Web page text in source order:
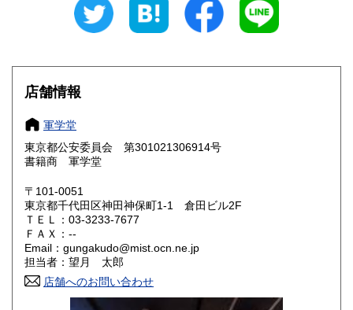
360円 静岡県
滋賀県
大阪府
奈良県
鳥取県
岡山県
山口県
360円
店舗情報
軍学堂
東京都公安委員会 第301021306914号
書籍商 軍学堂
〒101-0051
東京都千代田区神田神保町1-1 倉田ビル2F
ＴＥＬ：03-3233-7677
ＦＡＸ：--
Email：gungakudo@mist.ocn.ne.jp
担当者：望月 太郎
店舗へのお問い合わせ